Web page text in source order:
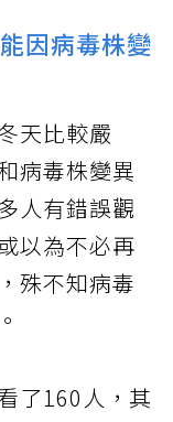
因病毒株變
天比較嚴
病毒株變異
人有錯誤觀
以為不必再
殊不知病毒
了160人，其